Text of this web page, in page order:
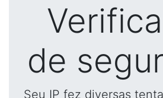
de
Seu IP fez diversas